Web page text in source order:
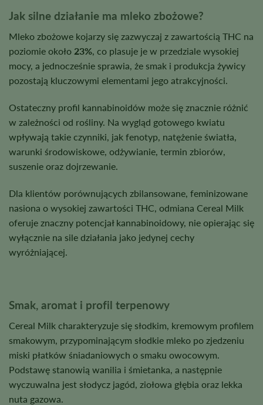
Jak silne działanie ma mleko zbożowe?
Mleko zbożowe kojarzy się zazwyczaj z zawartością THC na
poziomie około 23%, co plasuje je w przedziale wysokiej
mocy, a jednocześnie sprawia, że smak i produkcja żywicy
pozostają kluczowymi elementami jego atrakcyjności.
Ostateczny profil kannabinoidów może się znacznie różnić
w zależności od rośliny. Na wygląd gotowego kwiatu
wpływają takie czynniki, jak fenotyp, natężenie światła,
warunki środowiskowe, odżywianie, termin zbiorów,
suszenie oraz dojrzewanie.
Dla klientów porównujących zbilansowane, feminizowane
nasiona o wysokiej zawartości THC, odmiana Cereal Milk
oferuje znaczny potencjał kannabinoidowy, nie opierając się
wyłącznie na sile działania jako jedynej cechy
wyróżniającej.
Smak, aromat i profil terpenowy
Cereal Milk charakteryzuje się słodkim, kremowym profilem
smakowym, przypominającym słodkie mleko po zjedzeniu
miski płatków śniadaniowych o smaku owocowym.
Podstawę stanowią wanilia i śmietanka, a następnie
wyczuwalna jest słodycz jagód, ziołowa głębia oraz lekka
nuta gazowa.